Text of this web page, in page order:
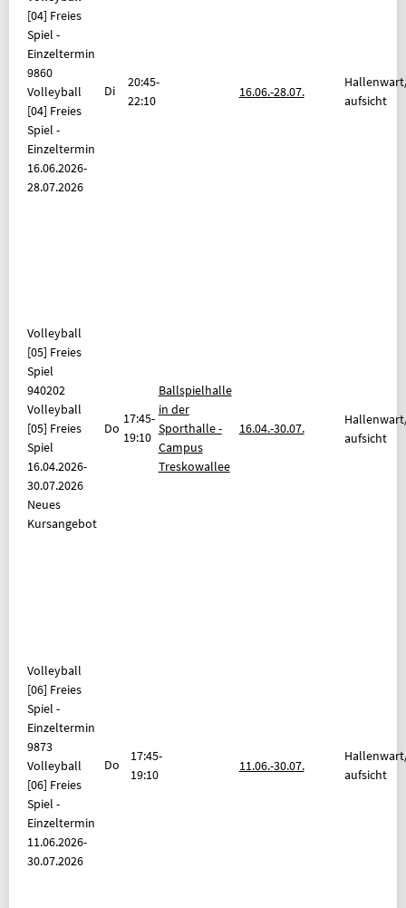
[04] Freies
Spiel -
Einzeltermin
9860
Volleyball
[04] Freies
Spiel -
Einzeltermin
16.06.2026-
28.07.2026
Di
20:45-
22:10
16.06.-28.07.
aufsicht
Volleyball
[05] Freies
Spiel
940202
Volleyball
[05] Freies
Spiel
16.04.2026-
30.07.2026
Neues
Kursangebot
Do
17:45-
19:10
Ballspielhalle
in der
Sporthalle -
Campus
Treskowallee
16.04.-30.07.
aufsicht
Volleyball
[06] Freies
Spiel -
Einzeltermin
9873
Volleyball
[06] Freies
Spiel -
Einzeltermin
11.06.2026-
30.07.2026
Do
17:45-
19:10
11.06.-30.07.
aufsicht